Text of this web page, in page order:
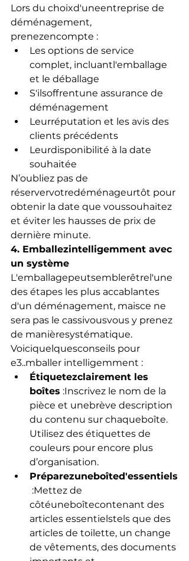
Lors du choixd'uneentreprise de
déménagement,
prenezencompte :
Les options de service
complet, incluantl'emballage
et le déballage
S'ilsoffrentune assurance de
déménagement
Leurréputation et les avis des
clients précédents
Leurdisponibilité à la date
souhaitée
N’oubliez pas de
réservervotredéménageurtôt pour
obtenir la date que voussouhaitez
et éviter les hausses de prix de
dernière minute.
4. Emballezintelligemment avec
un système
L'emballagepeutsemblerêtrel'une
des étapes les plus accablantes
d'un déménagement, maisce ne
sera pas le cassivousvous y prenez
de manièresystématique.
Voiciquelquesconseils pour
e3..mballer intelligemment :
Étiquetezclairement les
boîtes :Inscrivez le nom de la
pièce et unebrève description
du contenu sur chaqueboîte.
Utilisez des étiquettes de
couleurs pour encore plus
d’organisation.
Préparezuneboîted'essentiels
:Mettez de
côtéuneboîtecontenant des
articles essentielstels que des
articles de toilette, un change
de vêtements, des documents